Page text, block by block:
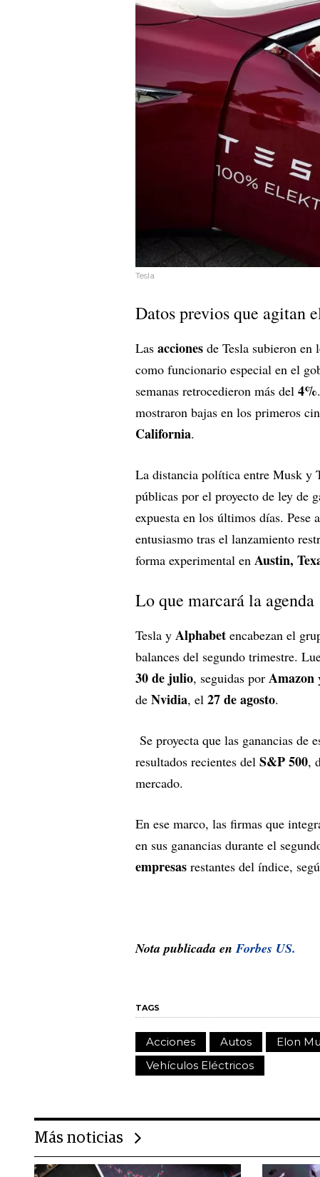
Tesla
Datos previos que agitan
Las acciones de Tesla subieron en
como funcionario especial en el
semanas retrocedieron más del 4%
mostraron bajas en los primeros
California.
La distancia política entre Musk y
públicas por el proyecto de ley de
expuesta en los últimos días. Pese
entusiasmo tras el lanzamiento
forma experimental en Austin,
Lo que marcará la agenda
Tesla y Alphabet encabezan el
balances del segundo trimestre.
30 de julio, seguidas por Amazon
de Nvidia, el 27 de agosto.
Se proyecta que las ganancias de
resultados recientes del S&P 500,
mercado.
En ese marco, las firmas que
en sus ganancias durante el
empresas restantes del índice,
Nota publicada enForbes US.
TAGS
Acciones Autos Elon
Vehículos Eléctricos
Más noticias